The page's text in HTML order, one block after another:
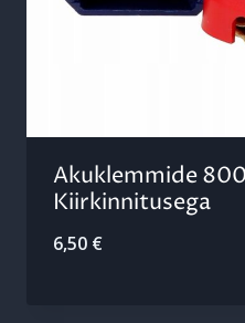
Akuklemmide
Kiirkinnitusega
6,50 €